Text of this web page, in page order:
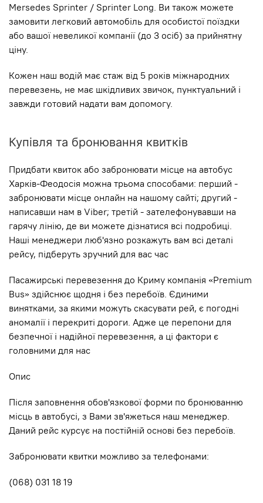
Mersedes Sprinter / Sprinter Long. Ви також можете
замовити легковий автомобіль для особистої поїздки
або вашої невеликої компанії (до 3 осіб) за прийнятну
ціну.
Кожен наш водій має стаж від 5 років міжнародних
перевезень, не має шкідливих звичок, пунктуальний і
завжди готовий надати вам допомогу.
Купівля та бронювання квитків
Придбати квиток або забронювати місце на автобус
Харків-Феодосія можна трьома способами: перший -
забронювати місце онлайн на нашому сайті; другий -
написавши нам в Viber; третій - зателефонувавши на
гарячу лінію, де ви можете дізнатися всі подробиці.
Наші менеджери люб'язно розкажуть вам всі деталі
рейсу, підберуть зручний для вас час
Пасажирські перевезення до Криму компанія «Premium
Bus» здійснює щодня і без перебоїв. Єдиними
винятками, за якими можуть скасувати рей, є погодні
аномалії і перекриті дороги. Адже це перепони для
безпечної і надійної перевезення, а ці фактори є
головними для нас
Опис
Після заповнення обов'язкової форми по бронюванню
місць в автобусі, з Вами зв'яжеться наш менеджер.
Даний рейс курсує на постійній основі без перебоїв.
Забронювати квитки можливо за телефонами:
(068) 031 18 19